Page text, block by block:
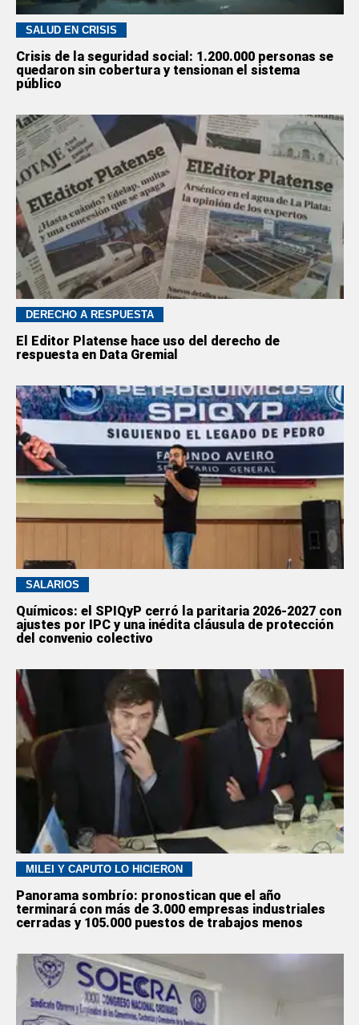
SALUD EN CRISIS
Crisis de la seguridad social: 1.200.000 personas se
quedaron sin cobertura y tensionan el sistema
público
DERECHO A RESPUESTA
El Editor Platense hace uso del derecho de
respuesta en Data Gremial
SALARIOS
Químicos: el SPIQyP cerró la paritaria 2026-2027 con
ajustes por IPC y una inédita cláusula de protección
del convenio colectivo
MILEI Y CAPUTO LO HICIERON
Panorama sombrío: pronostican que el año
terminará con más de 3.000 empresas industriales
cerradas y 105.000 puestos de trabajos menos